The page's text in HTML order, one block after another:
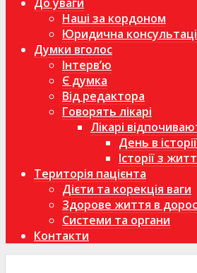
Наші за кордоном
Юридична
Думки вголос
Інтерв’ю
Є думка
Від редактора
Говорять лікарі
Лікарі
День в історії
Історії з
Територія пацієнта
Дієти та корекція ваги
Здорове життя в
Системи та органи
Контакти